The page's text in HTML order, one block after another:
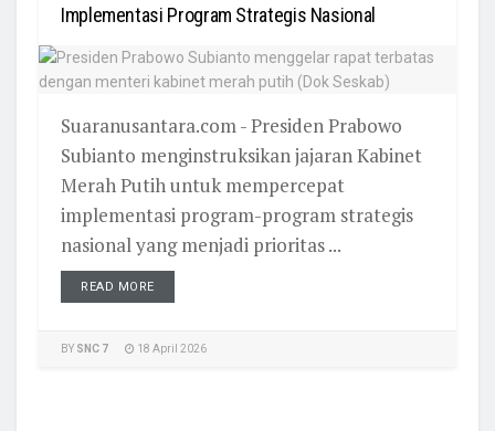
Implementasi Program Strategis Nasional
Suaranusantara.com - Presiden Prabowo
Subianto menginstruksikan jajaran Kabinet
Merah Putih untuk mempercepat
implementasi program-program strategis
nasional yang menjadi prioritas ...
READ MORE
BY SNC 7 18 April 2026